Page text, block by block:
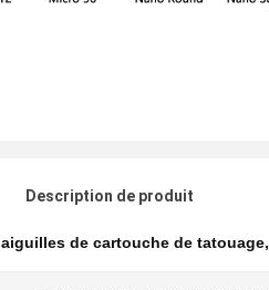
Description de produit
aiguilles de cartouche de tatouage,